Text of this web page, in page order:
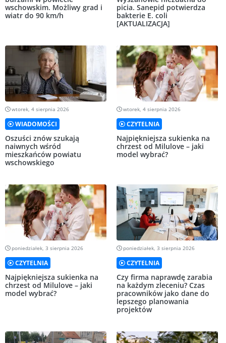
wschowskim. Możliwy grad i
wiatr do 90 km/h
picia. Sanepid potwierdza
bakterie E. coli
[AKTUALIZACJA]
wtorek, 4 sierpnia 2026
WIADOMOŚCI
Oszuści znów szukają
naiwnych wśród
mieszkańców powiatu
wschowskiego
wtorek, 4 sierpnia 2026
CZYTELNIA
Najpiękniejsza sukienka na
chrzest od Milulove – jaki
model wybrać?
poniedziałek, 3 sierpnia 2026
CZYTELNIA
Najpiękniejsza sukienka na
chrzest od Milulove – jaki
model wybrać?
poniedziałek, 3 sierpnia 2026
CZYTELNIA
Czy firma naprawdę zarabia
na każdym zleceniu? Czas
pracowników jako dane do
lepszego planowania
projektów